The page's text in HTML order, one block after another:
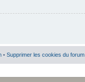
• Supprimer les cookies du forum